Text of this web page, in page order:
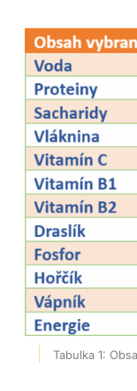
Tabulka 1: